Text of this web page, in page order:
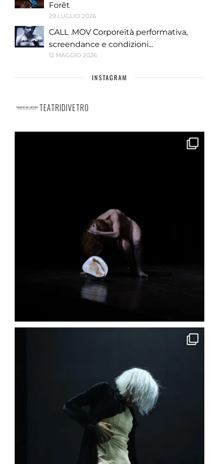
Forêt
29 LUGLIO 2026
CALL .MOV Corporeità performativa,
screendance e condizioni...
12 MAGGIO 2026
INSTAGRAM
TEATRIDIVETRO